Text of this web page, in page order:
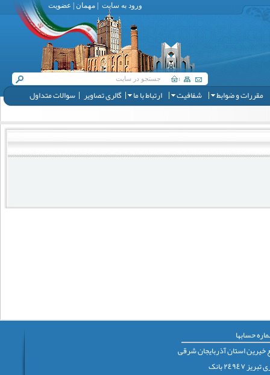
ورود به سایت مهمان عضویت
مقررات و ضوابط شفافیت ارتباط با ما گالری تصاویر سوالات متداول
حسابها
استان آذربايجان شرقی
بانک